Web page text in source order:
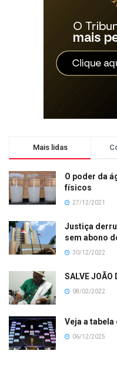
Mais lidas
O poder da
físicos
27/12/2021
Justiça
sem abono
30/12/2022
SALVE JOÃO
08/02/2022
Veja a
06/12/2025